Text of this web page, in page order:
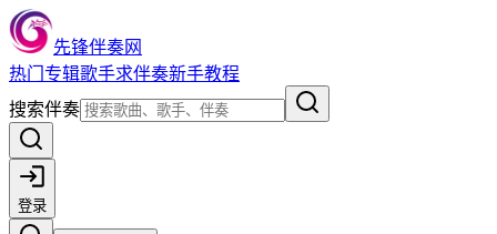
先锋伴奏网
热门 专辑歌手求伴奏新手教程
搜索伴奏
登录